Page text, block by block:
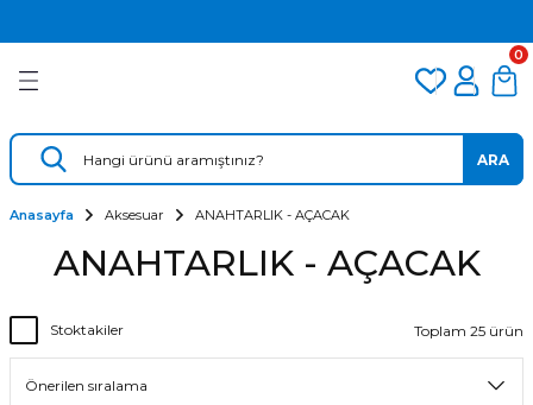
Dalış Regülatörü
Dalış Konsolu
ARA
0
Anasayfa Aksesuar ANAHTARLIK - AÇACAK
ANAHTARLIK - AÇACAK
Stoktakiler Toplam 25 ürün